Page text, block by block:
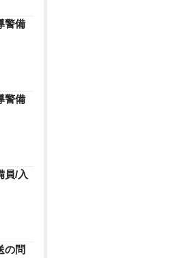
警備
警備
員/入
の問